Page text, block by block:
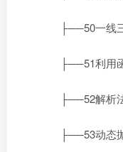
├──50一线三
├──51利用函
├──52解析法
├──53动态抛